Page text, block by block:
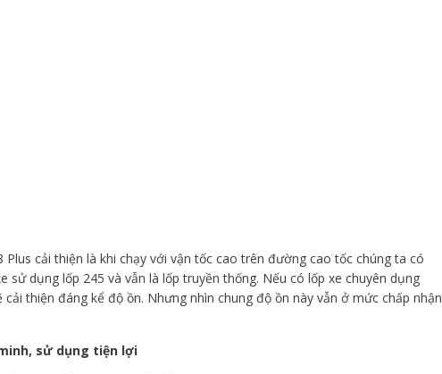
Plus cải thiện là khi chạy với vận tốc cao trên đường cao tốc chúng ta có
sử dụng lốp 245 và vẫn là lốp truyền thống. Nếu có lốp xe chuyên dụng
thiện đáng kể độ ồn. Nhưng nhìn chung độ ồn này vẫn ở mức chấp nhận
sử dụng tiện lợi